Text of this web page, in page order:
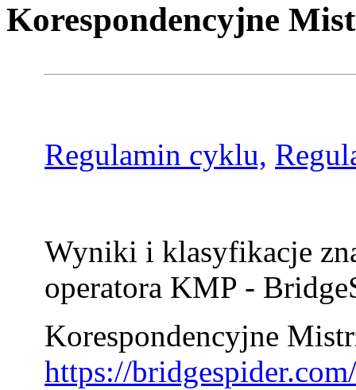
Korespondencyjne
Regulamin cyklu,
Wyniki i klasyfikacje
operatora KMP -
Korespondencyjne
https://